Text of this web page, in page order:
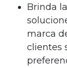
Brinda
marca
clientes